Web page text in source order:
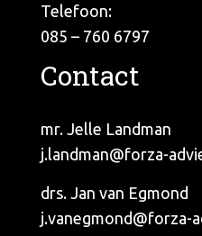
Telefoon:
085 – 760 6797
Contact
mr. Jelle Landman
j.landman@forza-
drs. Jan van Egmond
j.vanegmond@forza-